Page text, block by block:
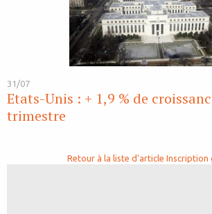
31/07
Etats-Unis : + 1,9 % de
trimestre
Retour à la liste d'article Inscription